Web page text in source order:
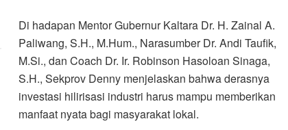
Di hadapan Mentor Gubernur Kaltara Dr. H. Zainal A.
Paliwang, S.H., M.Hum., Narasumber Dr. Andi Taufik,
M.Si., dan Coach Dr. Ir. Robinson Hasoloan Sinaga,
S.H., Sekprov Denny menjelaskan bahwa derasnya
investasi hilirisasi industri harus mampu memberikan
manfaat nyata bagi masyarakat lokal.